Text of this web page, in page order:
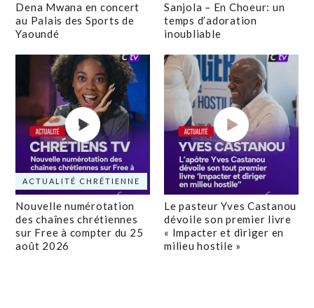
Dena Mwana en concert
au Palais des Sports de
Yaoundé
Sanjola – En Choeur: un
temps d’adoration
inoubliable
ACTUALITÉ CHRÉTIENNE
Nouvelle numérotation
des chaînes chrétiennes
sur Free à compter du 25
août 2026
Le pasteur Yves Castanou
dévoile son premier livre
« Impacter et diriger en
milieu hostile »